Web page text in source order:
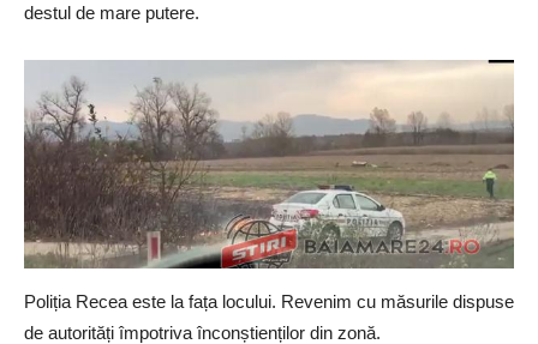
destul de mare putere.
Poliția Recea este la fața locului. Revenim cu măsurile dispuse
de autorități împotriva înconștienților din zonă.